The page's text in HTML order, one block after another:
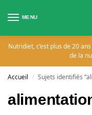
MENU
Nutridiet, c’est plus de 20
de la
Accueil / Sujets identifiés